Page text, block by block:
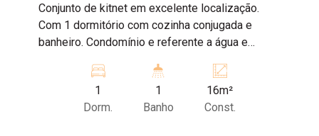
Conjunto de kitnet em excelente localização.
Com 1 dormitório com cozinha conjugada e
banheiro. Condomínio e referente a água e
bicicleta. Agende sua visita!
1
Dorm.
1
Banho
16m²
Const.